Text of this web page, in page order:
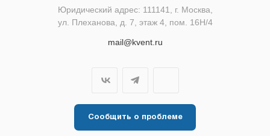
Юридический адрес: 111141, г. Москва,
ул. Плеханова, д. 7, этаж 4, пом. 16Н/4
mail@kvent.ru
Сообщить о проблеме